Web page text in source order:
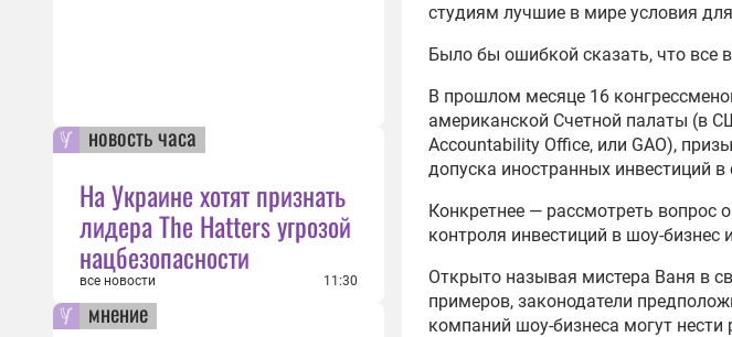
новость часа
На Украине хотят признать
лидера The Hatters угрозой
нацбезопасности
все новости 11:30
мнение
студиям лучшие в мире условия
Было бы ошибкой сказать, что все
В прошлом месяце 16
американской Счетной палаты (в
Accountability Office, или GAO),
допуска иностранных инвестиций
Конкретнее — рассмотреть вопрос
контроля инвестиций в шоу-бизнес
Открыто называя мистера Ваня в
примеров, законодатели
компаний шоу-бизнеса могут